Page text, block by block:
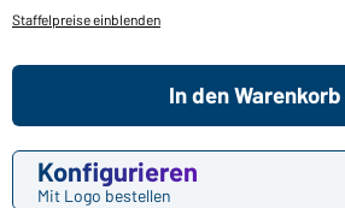
Staffelpreise einblenden
Konfigurieren
Mit Logo bestellen
In den Warenkorb